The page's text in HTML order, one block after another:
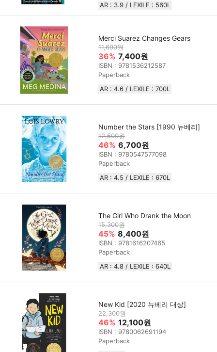
AR : 3.9 / LEXILE : 560L
Merci Suarez Changes Gears
11,600원
36% 7,400원
ISBN : 9781536212587
Paperback
AR : 4.6 / LEXILE : 700L
Number the Stars [1990 뉴베리]
12,500원
46% 6,700원
ISBN : 9780547577098
Paperback
AR : 4.5 / LEXILE : 670L
The Girl Who Drank the Moon
15,300원
45% 8,400원
ISBN : 9781616207465
Paperback
AR : 4.8 / LEXILE : 640L
New Kid [2020 뉴베리 대상]
22,300원
46% 12,100원
ISBN : 9780062691194
Paperback